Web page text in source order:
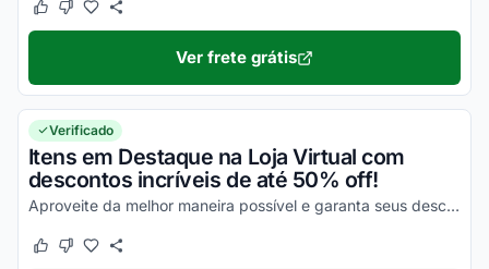
Este cupom funcionou
Este cupom não funcionou
Ver frete grátis
Verificado
Itens em Destaque na Loja Virtual com
descontos incríveis de até 50% off!
Aproveite da melhor maneira possível e garanta seus descontos!
Este cupom funcionou
Este cupom não funcionou